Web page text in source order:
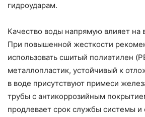
гидроударам.
Качество воды напрямую влияет на
При повышенной жесткости
использовать сшитый полиэтилен
металлопластик, устойчивый к
в воде присутствуют примеси
трубы с антикоррозийным
продлевает срок службы системы и